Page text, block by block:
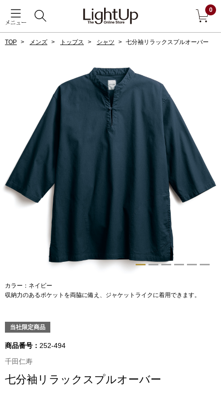
メニュー
0
すべて見る
ダーウェア
アクセサリー
ン雑貨
戻る
ジャケット
コート
ブルゾン
その他
トップス
Tシャツ／カッ
TOP メンズ トップス シャツ 七分袖リラックスプルオーバー
カラー：ネイビー
収納力のあるポケットを両脇に備え、ジャケットライクに着用できます。
当社限定商品
商品番号： 252-494
千田仁寿
七分袖リラックスプルオーバー